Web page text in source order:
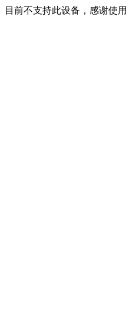
目前不支持此设备，感谢使用